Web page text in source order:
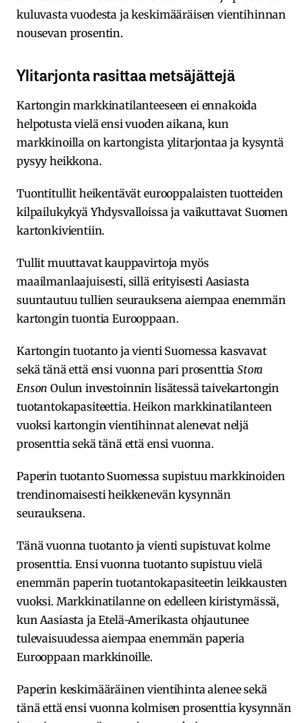
kuluvasta vuodesta ja keskimääräisen vientihinnan
nousevan prosentin.
Ylitarjonta rasittaa metsäjättejä
Kartongin markkinatilanteeseen ei ennakoida
helpotusta vielä ensi vuoden aikana, kun
markkinoilla on kartongista ylitarjontaa ja kysyntä
pysyy heikkona.
Tuontitullit heikentävät eurooppalaisten tuotteiden
kilpailukykyä Yhdysvalloissa ja vaikuttavat Suomen
kartonkivientiin.
Tullit muuttavat kauppavirtoja myös
maailmanlaajuisesti, sillä erityisesti Aasiasta
suuntautuu tullien seurauksena aiempaa enemmän
kartongin tuontia Eurooppaan.
Kartongin tuotanto ja vienti Suomessa kasvavat
sekä tänä että ensi vuonna pari prosenttiaStora
Enson Oulun investoinnin lisätessä taivekartongin
tuotantokapasiteettia. Heikon markkinatilanteen
vuoksi kartongin vientihinnat alenevat neljä
prosenttia sekä tänä että ensi vuonna.
Paperin tuotanto Suomessa supistuu markkinoiden
trendinomaisesti heikkenevän kysynnän
seurauksena.
Tänä vuonna tuotanto ja vienti supistuvat kolme
prosenttia. Ensi vuonna tuotanto supistuu vielä
enemmän paperin tuotantokapasiteetin leikkausten
vuoksi. Markkinatilanne on edelleen kiristymässä,
kun Aasiasta ja Etelä-Amerikasta ohjautunee
tulevaisuudessa aiempaa enemmän paperia
Eurooppaan markkinoille.
Paperin keskimääräinen vientihinta alenee sekä
tänä että ensi vuonna kolmisen prosenttia kysynnän